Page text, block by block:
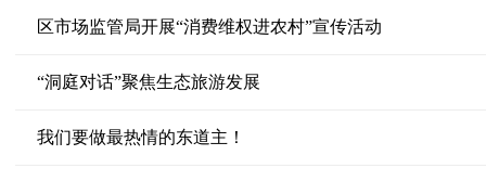
区市场监管局开展“消费维权进农村”宣传活动
“洞庭对话”聚焦生态旅游发展
我们要做最热情的东道主！